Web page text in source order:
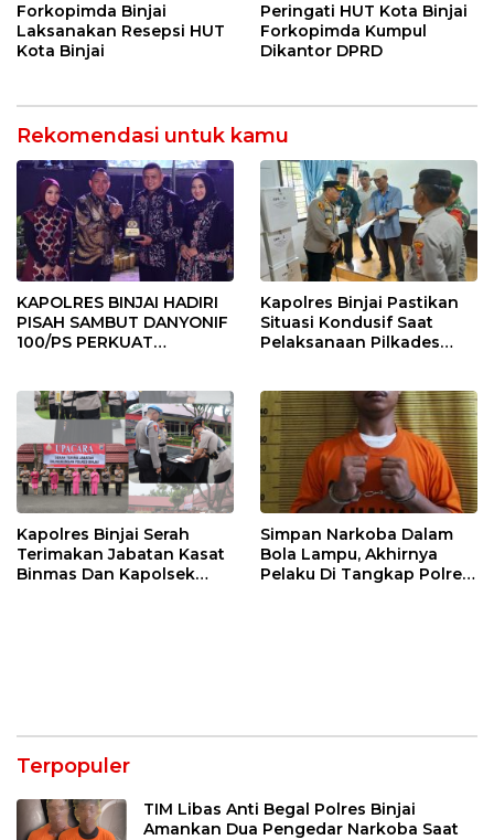
Forkopimda Binjai
Laksanakan Resepsi HUT
Kota Binjai
Peringati HUT Kota Binjai
Forkopimda Kumpul
Dikantor DPRD
Rekomendasi untuk kamu
KAPOLRES BINJAI HADIRI
PISAH SAMBUT DANYONIF
100/PS PERKUAT
Kapolres Binjai Pastikan
Situasi Kondusif Saat
Pelaksanaan Pilkades
Kapolres Binjai Serah
Terimakan Jabatan Kasat
Binmas Dan Kapolsek
Simpan Narkoba Dalam
Bola Lampu, Akhirnya
Pelaku Di Tangkap Polres
Terpopuler
TIM Libas Anti Begal Polres Binjai
Amankan Dua Pengedar Narkoba Saat